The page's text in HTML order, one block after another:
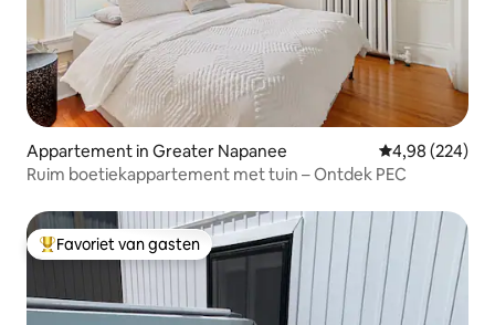
Appartement in Greater Napanee Gemiddelde
4,98 (224)
Ruim boetiekappartement met tuin – Ontdek PEC
Topfavoriet van gasten
Favoriet van gasten